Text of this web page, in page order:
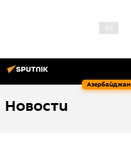
Азербайджан
Новости